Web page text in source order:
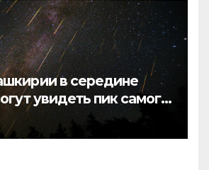
в середине
увидеть пик самого
года